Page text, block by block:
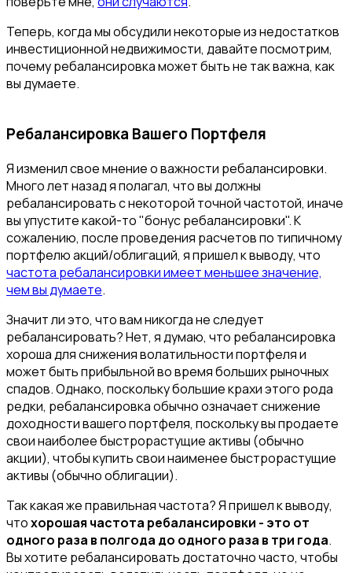
Теперь, когда мы обсудили некоторые из недостатков
инвестиционной недвижимости, давайте посмотрим,
почему ребалансировка может быть не так важна, как
вы думаете.
Ребалансировка Вашего Портфеля
Я изменил свое мнение о важности ребалансировки.
Много лет назад я полагал, что вы должны
ребалансировать с некоторой точной частотой, иначе
вы упустите какой-то "бонус ребалансировки". К
сожалению, после проведения расчетов по типичному
портфелю акций/облигаций, я пришел к выводу, что
частота ребалансировки имеет меньшее значение,
чем вы думаете.
Значит ли это, что вам никогда не следует
ребалансировать? Нет, я думаю, что ребалансировка
хороша для снижения волатильности портфеля и
может быть прибыльной во время больших рыночных
спадов. Однако, поскольку большие крахи этого рода
редки, ребалансировка обычно означаетснижение
доходности вашего портфеля, поскольку вы продаете
свои наиболее быстрорастущие активы (обычно
акции), чтобы купить свои наименее быстрорастущие
активы (обычно облигации).
Так какая же правильная частота? Я пришел к выводу,
чтохорошая частота ребалансировки - это от
одного раза в полгода до одного раза в три года.
Вы хотите ребалансировать достаточно часто, чтобы